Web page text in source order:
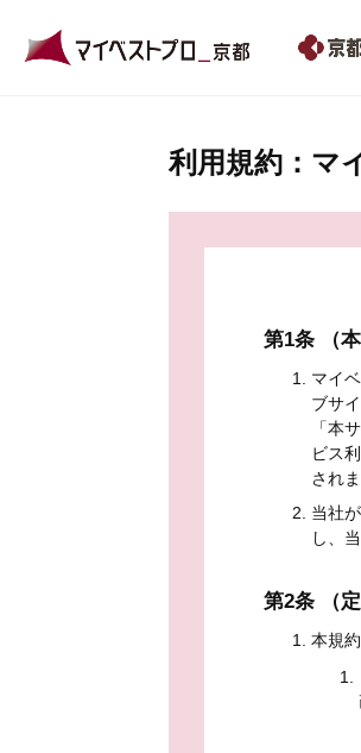
利用規約：マ
第1条 （
マイ
ブサ
「本
ビス
されま
当社
し、
第2条 （定
本規